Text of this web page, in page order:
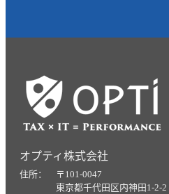
オプティ株式会社
住所： 〒101-0047
東京都千代田区内神田1-2-2